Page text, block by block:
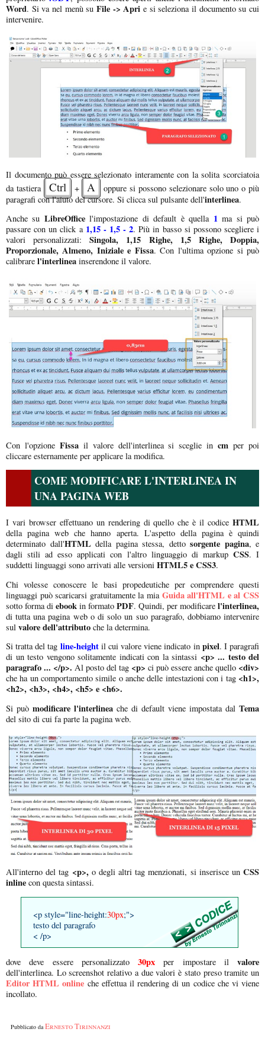
Word. Si va nel menù su File -> Apri e si seleziona il documento su cui
intervenire.
Il documento può essere selezionato interamente con la solita scorciatoia
da tastiera
Ctrl + A
oppure si possono selezionare solo uno o più
paragrafi con l'aiuto del cursore. Si clicca sul pulsante dell'interlinea.
Anche su LibreOfficel'impostazione di default è quella1ma si può
passare con un click a 1,15 - 1,5 - 2. Più in basso si possono scegliere i
valori personalizzati:Singola, 1,15 Righe, 1,5 Righe, Doppia,
Proporzionale, Almeno, Iniziale e Fissa. Con l'ultima opzione si può
calibrare l'interlinea inserendone il valore.
Con l'opzioneFissail valore dell'interlinea si sceglie in cm per poi
cliccare esternamente per applicare la modifica.
COME MODIFICARE L'INTERLINEA IN
UNA PAGINA WEB
I vari browser effettuano un rendering di quello che è il codice HTML
della pagina web che hanno aperta. L'aspetto della pagina è quindi
determinato dall'HTMLdella pagina stessa, detto sorgente pagina, e
dagli stili ad esso applicati con l'altro linguaggio di markup CSS. I
suddetti linguaggi sono arrivati alle versioni HTML5 e CSS3.
Chi volesse conoscere le basi propedeutiche per comprendere questi
linguaggi può scaricarsi gratuitamente la mia Guida all'HTML e al CSS
sotto forma di ebook in formato PDF. Quindi, per modificare l'interlinea,
di tutta una pagina web o di solo un suo paragrafo, dobbiamo intervenire
sul valore dell'attributo che la determina.
Si tratta del tag line-heightil cui valore viene indicato in pixel. I paragrafi
di un testo vengono solitamente indicati con la sintassi <p> ... testo del
paragrafo ... </p>. Al posto del tag <p> ci può essere anche quello <div>
che ha un comportamento simile o anche delle intestazioni con i tag <h1>,
<h2>, <h3>, <h4>, <h5> e <h6>.
Si può modificare l'interlinea che di default viene impostata dal Tema
del sito di cui fa parte la pagina web.
All'interno del tag <p>, o degli altri tag menzionati, si inserisce un CSS
inline con questa sintassi.
<p style="line-height:30px;">
testo del paragrafo
< /p>
dove deve essere personalizzato 30px per impostare ilvalore
dell'interlinea. Lo screenshot relativo a due valori è stato preso tramite un
Editor HTML online che effettua il rendering di un codice che vi viene
incollato.
Pubblicato da Ernesto Tirinnanzi